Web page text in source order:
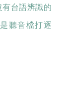
台語辨識的
聽音檔打逐